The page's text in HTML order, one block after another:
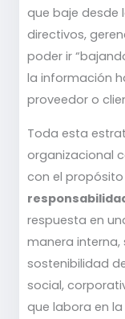
que baje desde
directivos,
poder ir
la información
proveedor o
Toda esta
organizacional
con el
respuesta en
manera interna,
sostenibilidad
social,
que labora en